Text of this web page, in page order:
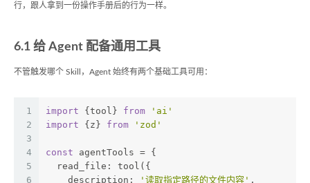
行，跟人拿到一份操作手册后的行为一样。
6.1 给 Agent 配备通用工具
不管触发哪个 Skill，Agent 始终有两个基础工具可用：
1
2
3
4
5
6
import {tool} from
'ai'
import {z} from 'zod'
const agentTools = {
  read_file: tool({
    description:
'读取指定路径的文件内容' ,